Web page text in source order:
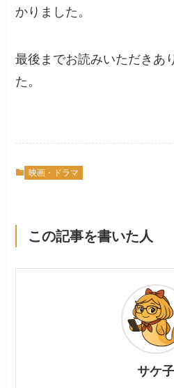
かりました。
最後までお読みいただきあ
た。
映画・ドラマ
この記事を書いた人
サケ子